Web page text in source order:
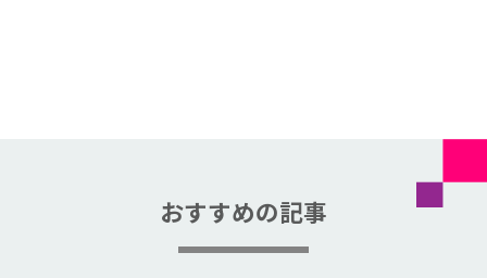
おすすめの記事